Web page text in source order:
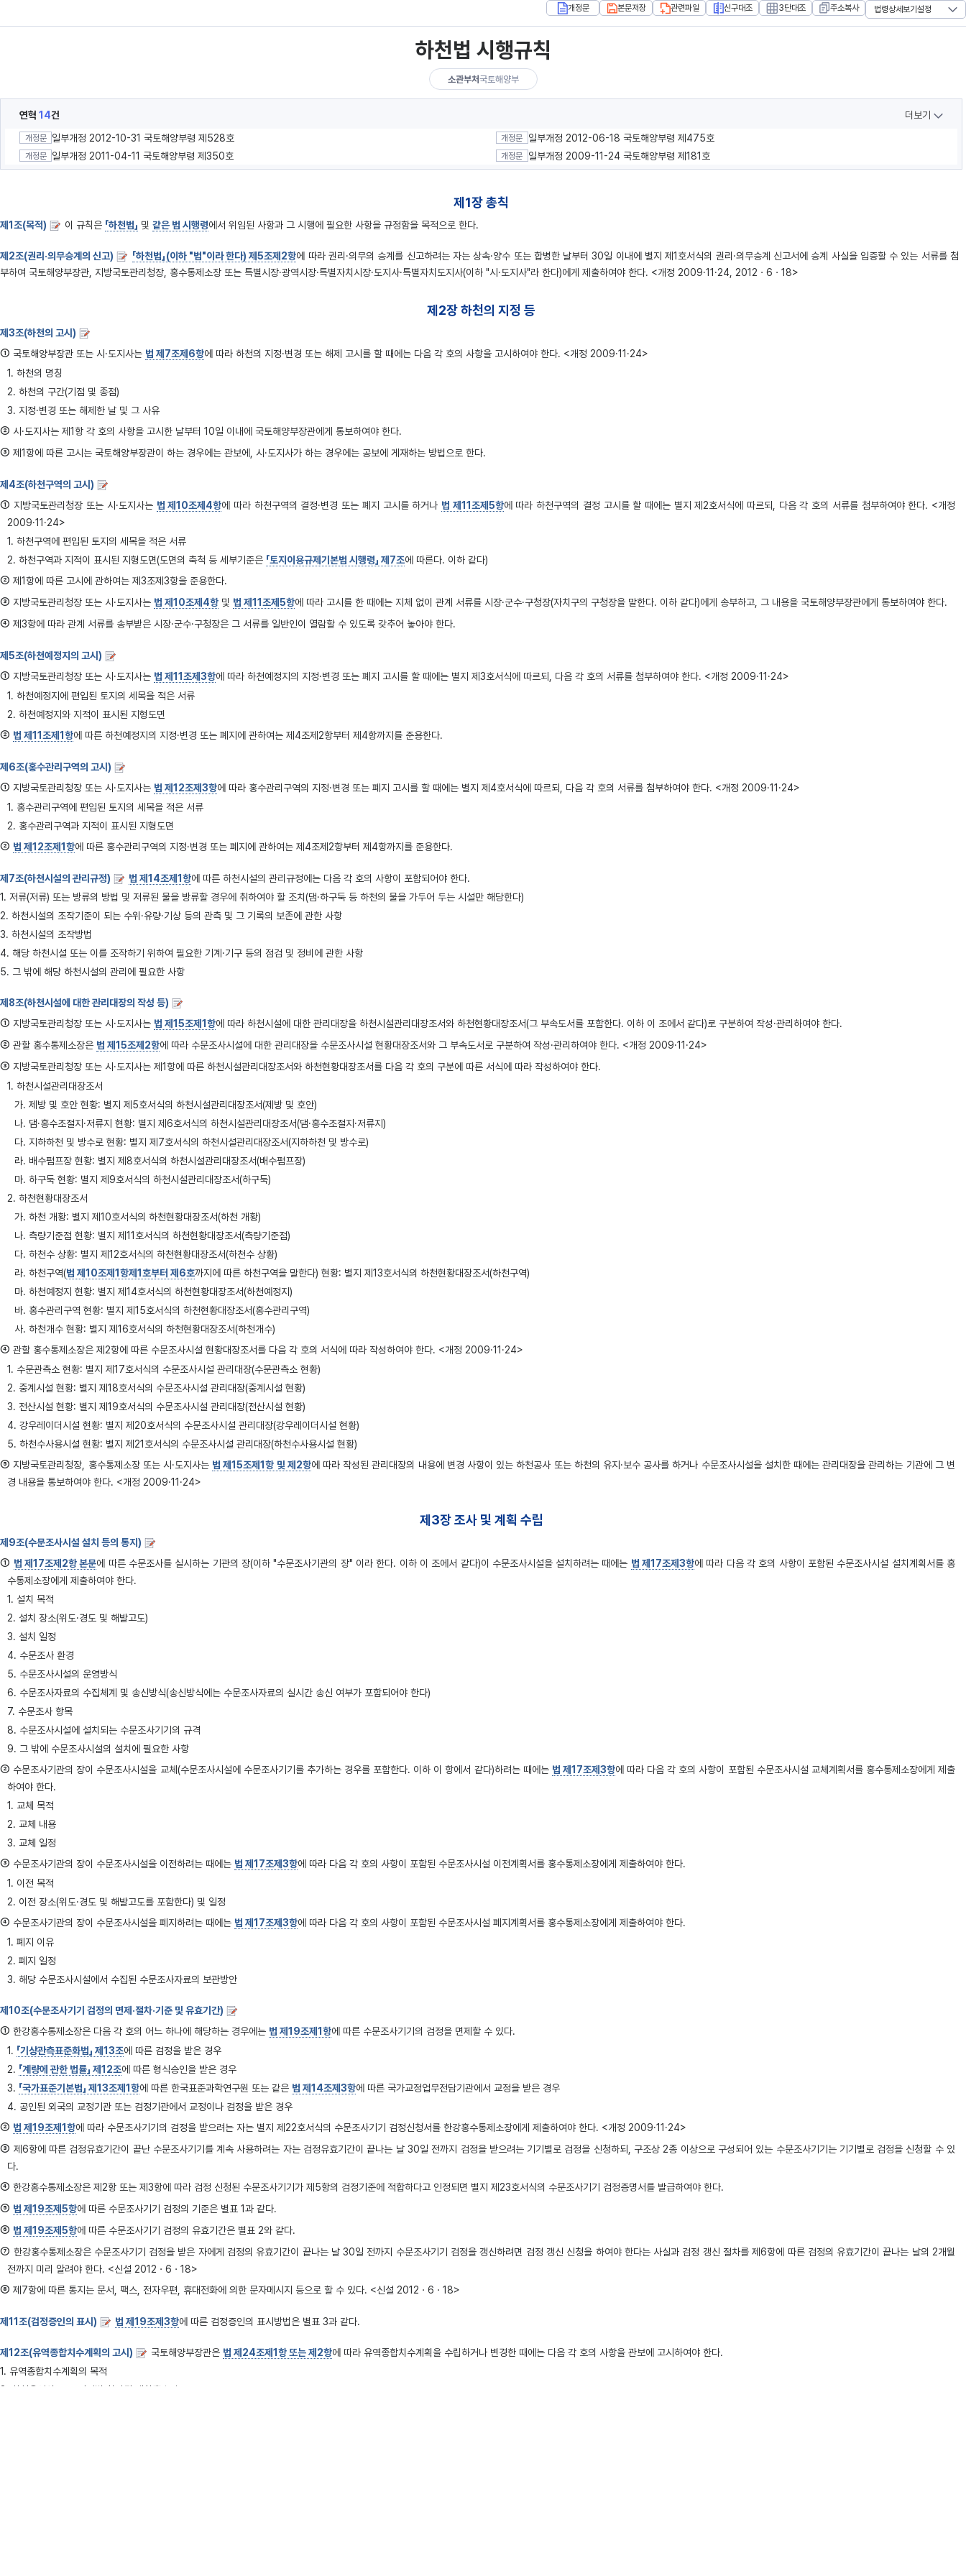
개정문 본문저장 관련파일 신구대조 3단대조 주소복사 법령상세보기설정
하천법 시행규칙
소관부처국토해양부
연혁 14건 더보기
개정문 일부개정 2012-10-31 국토해양부령 제528호 개정문 일부개정 2012-06-18 국토해양부령 제475호
개정문 일부개정 2011-04-11 국토해양부령 제350호 개정문 일부개정 2009-11-24 국토해양부령 제181호
제1장 총칙
제1조(목적) 이 규칙은 「하천법」 및 같은 법 시행령에서 위임된 사항과 그 시행에 필요한 사항을 규정함을 목적으로 한다.
제2조(권리·의무승계의 신고) 「하천법」(이하 "법"이라 한다) 제5조제2항에 따라 권리·의무의 승계를 신고하려는 자는 상속·양수 또는 합병한 날부터 30일 이내에 별지 제1호서식의 권리·의무승계 신고서에 승계 사실을 입증할 수 있는 서류를 첨
부하여 국토해양부장관, 지방국토관리청장, 홍수통제소장 또는 특별시장·광역시장·특별자치시장·도지사·특별자치도지사(이하 "시·도지사"라 한다)에게 제출하여야 한다. <개정 2009·11·24, 2012ㆍ6ㆍ18>
제2장 하천의 지정 등
제3조(하천의 고시)
① 국토해양부장관 또는 시·도지사는 법 제7조제6항에 따라 하천의 지정·변경 또는 해제 고시를 할 때에는 다음 각 호의 사항을 고시하여야 한다. <개정 2009·11·24>
1. 하천의 명칭
2. 하천의 구간(기점 및 종점)
3. 지정·변경 또는 해제한 날 및 그 사유
② 시·도지사는 제1항 각 호의 사항을 고시한 날부터 10일 이내에 국토해양부장관에게 통보하여야 한다.
③ 제1항에 따른 고시는 국토해양부장관이 하는 경우에는 관보에, 시·도지사가 하는 경우에는 공보에 게재하는 방법으로 한다.
제4조(하천구역의 고시)
① 지방국토관리청장 또는 시·도지사는 법 제10조제4항에 따라 하천구역의 결정·변경 또는 폐지 고시를 하거나 법 제11조제5항에 따라 하천구역의 결정 고시를 할 때에는 별지 제2호서식에 따르되, 다음 각 호의 서류를 첨부하여야 한다. <개정
2009·11·24>
1. 하천구역에 편입된 토지의 세목을 적은 서류
2. 하천구역과 지적이 표시된 지형도면(도면의 축척 등 세부기준은 「토지이용규제기본법 시행령」 제7조에 따른다. 이하 같다)
② 제1항에 따른 고시에 관하여는 제3조제3항을 준용한다.
③ 지방국토관리청장 또는 시·도지사는 법 제10조제4항 및 법 제11조제5항에 따라 고시를 한 때에는 지체 없이 관계 서류를 시장·군수·구청장(자치구의 구청장을 말한다. 이하 같다)에게 송부하고, 그 내용을 국토해양부장관에게 통보하여야 한다.
④ 제3항에 따라 관계 서류를 송부받은 시장·군수·구청장은 그 서류를 일반인이 열람할 수 있도록 갖추어 놓아야 한다.
제5조(하천예정지의 고시)
① 지방국토관리청장 또는 시·도지사는 법 제11조제3항에 따라 하천예정지의 지정·변경 또는 폐지 고시를 할 때에는 별지 제3호서식에 따르되, 다음 각 호의 서류를 첨부하여야 한다. <개정 2009·11·24>
1. 하천예정지에 편입된 토지의 세목을 적은 서류
2. 하천예정지와 지적이 표시된 지형도면
② 법 제11조제1항에 따른 하천예정지의 지정·변경 또는 폐지에 관하여는 제4조제2항부터 제4항까지를 준용한다.
제6조(홍수관리구역의 고시)
① 지방국토관리청장 또는 시·도지사는 법 제12조제3항에 따라 홍수관리구역의 지정·변경 또는 폐지 고시를 할 때에는 별지 제4호서식에 따르되, 다음 각 호의 서류를 첨부하여야 한다. <개정 2009·11·24>
1. 홍수관리구역에 편입된 토지의 세목을 적은 서류
2. 홍수관리구역과 지적이 표시된 지형도면
② 법 제12조제1항에 따른 홍수관리구역의 지정·변경 또는 폐지에 관하여는 제4조제2항부터 제4항까지를 준용한다.
제7조(하천시설의 관리규정) 법 제14조제1항에 따른 하천시설의 관리규정에는 다음 각 호의 사항이 포함되어야 한다.
1. 저류(저류) 또는 방류의 방법 및 저류된 물을 방류할 경우에 취하여야 할 조치(댐·하구둑 등 하천의 물을 가두어 두는 시설만 해당한다)
2. 하천시설의 조작기준이 되는 수위·유량·기상 등의 관측 및 그 기록의 보존에 관한 사항
3. 하천시설의 조작방법
4. 해당 하천시설 또는 이를 조작하기 위하여 필요한 기계·기구 등의 점검 및 정비에 관한 사항
5. 그 밖에 해당 하천시설의 관리에 필요한 사항
제8조(하천시설에 대한 관리대장의 작성 등)
① 지방국토관리청장 또는 시·도지사는 법 제15조제1항에 따라 하천시설에 대한 관리대장을 하천시설관리대장조서와 하천현황대장조서(그 부속도서를 포함한다. 이하 이 조에서 같다)로 구분하여 작성·관리하여야 한다.
② 관할 홍수통제소장은 법 제15조제2항에 따라 수문조사시설에 대한 관리대장을 수문조사시설 현황대장조서와 그 부속도서로 구분하여 작성·관리하여야 한다. <개정 2009·11·24>
③ 지방국토관리청장 또는 시·도지사는 제1항에 따른 하천시설관리대장조서와 하천현황대장조서를 다음 각 호의 구분에 따른 서식에 따라 작성하여야 한다.
1. 하천시설관리대장조서
가. 제방 및 호안 현황: 별지 제5호서식의 하천시설관리대장조서(제방 및 호안)
나. 댐·홍수조절지·저류지 현황: 별지 제6호서식의 하천시설관리대장조서(댐·홍수조절지·저류지)
다. 지하하천 및 방수로 현황: 별지 제7호서식의 하천시설관리대장조서(지하하천 및 방수로)
라. 배수펌프장 현황: 별지 제8호서식의 하천시설관리대장조서(배수펌프장)
마. 하구둑 현황: 별지 제9호서식의 하천시설관리대장조서(하구둑)
2. 하천현황대장조서
가. 하천 개황: 별지 제10호서식의 하천현황대장조서(하천 개황)
나. 측량기준점 현황: 별지 제11호서식의 하천현황대장조서(측량기준점)
다. 하천수 상황: 별지 제12호서식의 하천현황대장조서(하천수 상황)
라. 하천구역(법 제10조제1항제1호부터 제6호까지에 따른 하천구역을 말한다) 현황: 별지 제13호서식의 하천현황대장조서(하천구역)
마. 하천예정지 현황: 별지 제14호서식의 하천현황대장조서(하천예정지)
바. 홍수관리구역 현황: 별지 제15호서식의 하천현황대장조서(홍수관리구역)
사. 하천개수 현황: 별지 제16호서식의 하천현황대장조서(하천개수)
④ 관할 홍수통제소장은 제2항에 따른 수문조사시설 현황대장조서를 다음 각 호의 서식에 따라 작성하여야 한다. <개정 2009·11·24>
1. 수문관측소 현황: 별지 제17호서식의 수문조사시설 관리대장(수문관측소 현황)
2. 중계시설 현황: 별지 제18호서식의 수문조사시설 관리대장(중계시설 현황)
3. 전산시설 현황: 별지 제19호서식의 수문조사시설 관리대장(전산시설 현황)
4. 강우레이더시설 현황: 별지 제20호서식의 수문조사시설 관리대장(강우레이더시설 현황)
5. 하천수사용시설 현황: 별지 제21호서식의 수문조사시설 관리대장(하천수사용시설 현황)
⑤ 지방국토관리청장, 홍수통제소장 또는 시·도지사는 법 제15조제1항 및 제2항에 따라 작성된 관리대장의 내용에 변경 사항이 있는 하천공사 또는 하천의 유지·보수 공사를 하거나 수문조사시설을 설치한 때에는 관리대장을 관리하는 기관에 그 변
경 내용을 통보하여야 한다. <개정 2009·11·24>
제3장 조사 및 계획 수립
제9조(수문조사시설 설치 등의 통지)
① 법 제17조제2항 본문에 따른 수문조사를 실시하는 기관의 장(이하 "수문조사기관의 장" 이라 한다. 이하 이 조에서 같다)이 수문조사시설을 설치하려는 때에는 법 제17조제3항에 따라 다음 각 호의 사항이 포함된 수문조사시설 설치계획서를 홍
수통제소장에게 제출하여야 한다.
1. 설치 목적
2. 설치 장소(위도·경도 및 해발고도)
3. 설치 일정
4. 수문조사 환경
5. 수문조사시설의 운영방식
6. 수문조사자료의 수집체계 및 송신방식(송신방식에는 수문조사자료의 실시간 송신 여부가 포함되어야 한다)
7. 수문조사 항목
8. 수문조사시설에 설치되는 수문조사기기의 규격
9. 그 밖에 수문조사시설의 설치에 필요한 사항
② 수문조사기관의 장이 수문조사시설을 교체(수문조사시설에 수문조사기기를 추가하는 경우를 포함한다. 이하 이 항에서 같다)하려는 때에는 법 제17조제3항에 따라 다음 각 호의 사항이 포함된 수문조사시설 교체계획서를 홍수통제소장에게 제출
하여야 한다.
1. 교체 목적
2. 교체 내용
3. 교체 일정
③ 수문조사기관의 장이 수문조사시설을 이전하려는 때에는 법 제17조제3항에 따라 다음 각 호의 사항이 포함된 수문조사시설 이전계획서를 홍수통제소장에게 제출하여야 한다.
1. 이전 목적
2. 이전 장소(위도·경도 및 해발고도를 포함한다) 및 일정
④ 수문조사기관의 장이 수문조사시설을 폐지하려는 때에는 법 제17조제3항에 따라 다음 각 호의 사항이 포함된 수문조사시설 폐지계획서를 홍수통제소장에게 제출하여야 한다.
1. 폐지 이유
2. 폐지 일정
3. 해당 수문조사시설에서 수집된 수문조사자료의 보관방안
제10조(수문조사기기 검정의 면제·절차·기준 및 유효기간)
① 한강홍수통제소장은 다음 각 호의 어느 하나에 해당하는 경우에는 법 제19조제1항에 따른 수문조사기기의 검정을 면제할 수 있다.
1. 「기상관측표준화법」 제13조에 따른 검정을 받은 경우
2. 「계량에 관한 법률」 제12조에 따른 형식승인을 받은 경우
3. 「국가표준기본법」 제13조제1항에 따른 한국표준과학연구원 또는 같은 법 제14조제3항에 따른 국가교정업무전담기관에서 교정을 받은 경우
4. 공인된 외국의 교정기관 또는 검정기관에서 교정이나 검정을 받은 경우
② 법 제19조제1항에 따라 수문조사기기의 검정을 받으려는 자는 별지 제22호서식의 수문조사기기 검정신청서를 한강홍수통제소장에게 제출하여야 한다. <개정 2009·11·24>
③ 제6항에 따른 검정유효기간이 끝난 수문조사기기를 계속 사용하려는 자는 검정유효기간이 끝나는 날 30일 전까지 검정을 받으려는 기기별로 검정을 신청하되, 구조상 2종 이상으로 구성되어 있는 수문조사기기는 기기별로 검정을 신청할 수 있
다.
④ 한강홍수통제소장은 제2항 또는 제3항에 따라 검정 신청된 수문조사기기가 제5항의 검정기준에 적합하다고 인정되면 별지 제23호서식의 수문조사기기 검정증명서를 발급하여야 한다.
⑤ 법 제19조제5항에 따른 수문조사기기 검정의 기준은 별표 1과 같다.
⑥ 법 제19조제5항에 따른 수문조사기기 검정의 유효기간은 별표 2와 같다.
⑦ 한강홍수통제소장은 수문조사기기 검정을 받은 자에게 검정의 유효기간이 끝나는 날 30일 전까지 수문조사기기 검정을 갱신하려면 검정 갱신 신청을 하여야 한다는 사실과 검정 갱신 절차를 제6항에 따른 검정의 유효기간이 끝나는 날의 2개월
전까지 미리 알려야 한다. <신설 2012ㆍ6ㆍ18>
⑧ 제7항에 따른 통지는 문서, 팩스, 전자우편, 휴대전화에 의한 문자메시지 등으로 할 수 있다. <신설 2012ㆍ6ㆍ18>
제11조(검정증인의 표시) 법 제19조제3항에 따른 검정증인의 표시방법은 별표 3과 같다.
제12조(유역종합치수계획의 고시) 국토해양부장관은 법 제24조제1항 또는 제2항에 따라 유역종합치수계획을 수립하거나 변경한 때에는 다음 각 호의 사항을 관보에 고시하여야 한다.
1. 유역종합치수계획의 목적
2. 하천유역의 주요 지점별 할당된 계획홍수량